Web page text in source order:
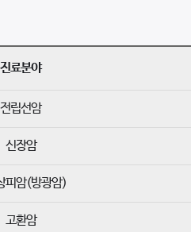
진료분야
전립선암
신장암
피암(방광암)
고환암